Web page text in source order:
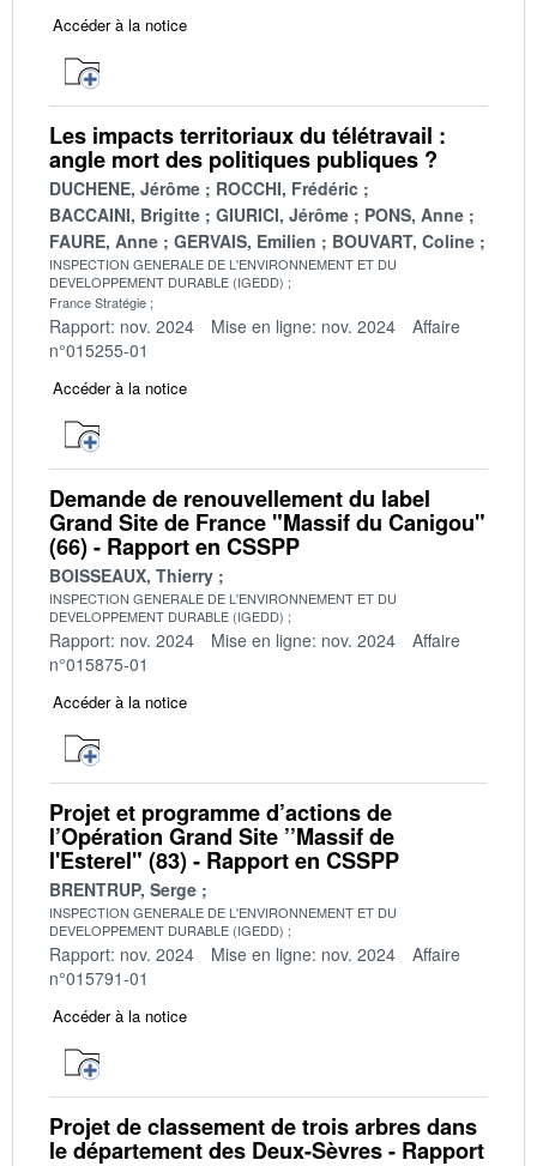
Accéder à la notice
Les impacts territoriaux du télétravail :
angle mort des politiques publiques ?
DUCHENE, Jérôme
ROCCHI, Frédéric
BACCAINI, Brigitte
GIURICI, Jérôme
PONS, Anne
FAURE, Anne
GERVAIS, Emilien BOUVART, Coline
INSPECTION GENERALE DE L'ENVIRONNEMENT ET DU
DEVELOPPEMENT DURABLE (IGEDD)
France Stratégie
Rapport: nov. 2024 Mise en ligne: nov. 2024
Affaire
n°015255-01
Accéder à la notice
Demande de renouvellement du label
Grand Site de France "Massif du Canigou"
(66) - Rapport en CSSPP
BOISSEAUX, Thierry
INSPECTION GENERALE DE L'ENVIRONNEMENT ET DU
DEVELOPPEMENT DURABLE (IGEDD)
Rapport: nov. 2024 Mise en ligne: nov. 2024
Affaire
n°015875-01
Accéder à la notice
Projet et programme d’actions de
l’Opération Grand Site ’’Massif de
l'Esterel" (83) - Rapport en CSSPP
BRENTRUP, Serge
INSPECTION GENERALE DE L'ENVIRONNEMENT ET DU
DEVELOPPEMENT DURABLE (IGEDD)
Rapport: nov. 2024 Mise en ligne: nov. 2024
Affaire
n°015791-01
Accéder à la notice
Projet de classement de trois arbres dans
le département des Deux-Sèvres - Rapport